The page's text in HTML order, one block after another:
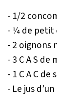
- 1/2
- 1⁄4 de
- 2 oignons
- 3 C A S de
- 1 C A C
- Le jus